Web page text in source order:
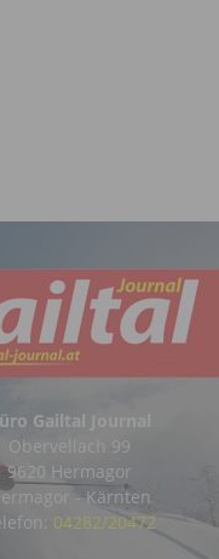
Gailtal Journal
Obervellach 99
9620 Hermagor
- Kärnten
04282/20472